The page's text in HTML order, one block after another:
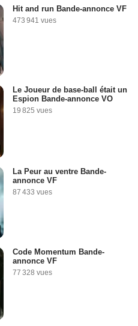
Hit and run Bande-annonce VF
473 941 vues
Le Joueur de base-ball était un
Espion Bande-annonce VO
19 825 vues
La Peur au ventre Bande-
annonce VF
87 433 vues
Code Momentum Bande-
annonce VF
77 328 vues